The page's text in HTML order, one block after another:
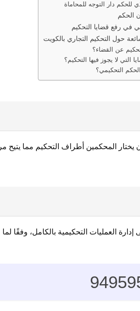
للحكم دار التوجه للمحاماة
الحكم
في رفع قضايا التحكيم
حول التحكيم التجاري بالكويت
عن القضاء؟
التي لا يجوز فيها التحكيم؟
التحكيمي؟
يختار المحكمين أطراف التحكيم مما
العمليات التحكيمية بالكامل، وفقًا